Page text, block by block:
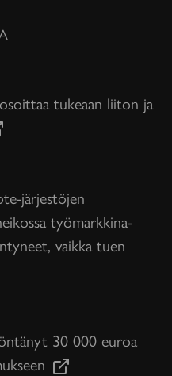
tukeaan liiton ja
järjestöjen
työmarkkina-
vaikka tuen
30 000 euroa